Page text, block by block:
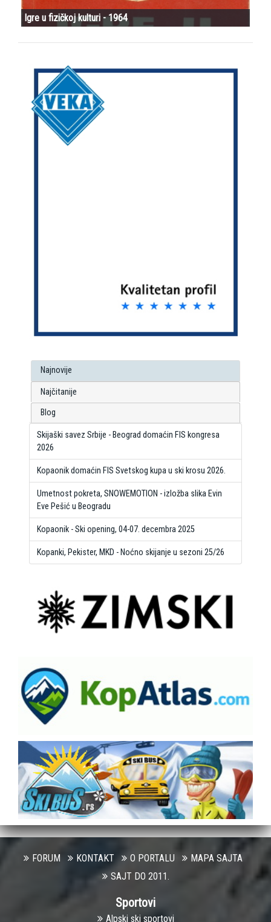
Igre u fizičkoj kulturi - 1964
Najnovije
Najčitanije
Blog
Skijaški savez Srbije - Beograd domaćin FIS kongresa
2026
Kopaonik domaćin FIS Svetskog kupa u ski krosu 2026.
Umetnost pokreta, SNOWEMOTION - izložba slika Evin
Eve Pešić u Beogradu
Kopaonik - Ski opening, 04-07. decembra 2025
Kopanki, Pekister, MKD - Noćno skijanje u sezoni 25/26
FORUM KONTAKT O PORTALU
MAPA SAJTA
SAJT DO 2011.
Sportovi
Alpski ski sportovi